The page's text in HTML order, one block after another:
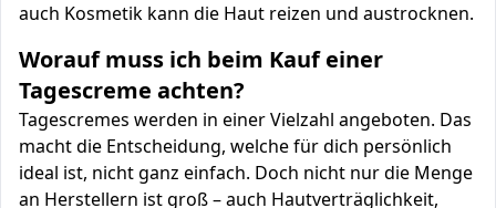
auch Kosmetik kann die Haut reizen und austrocknen.
Worauf muss ich beim Kauf einer
Tagescreme achten?
Tagescremes werden in einer Vielzahl angeboten. Das
macht die Entscheidung, welche für dich persönlich
ideal ist, nicht ganz einfach. Doch nicht nur die Menge
an Herstellern ist groß – auch Hautverträglichkeit,